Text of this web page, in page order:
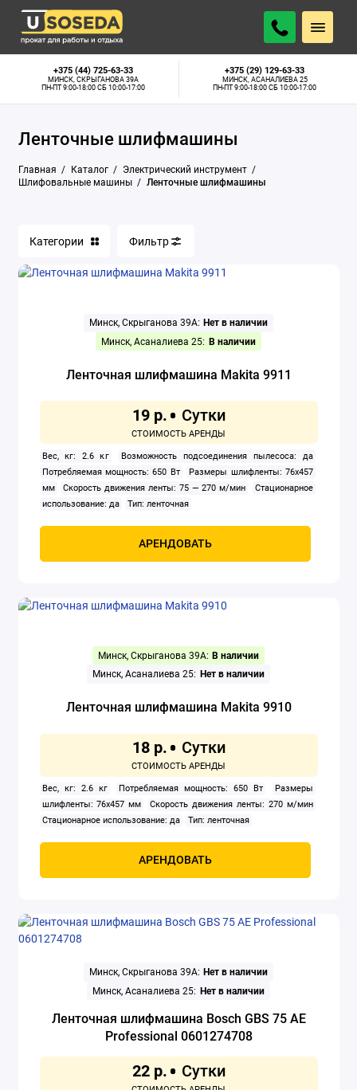
+375 (44) 725-63-33
МИНСК, СКРЫГАНОВА 39А
ПН-ПТ 9:00-18:00 СБ 10:00-17:00
+375 (29) 129-63-33
МИНСК, АСАНАЛИЕВА 25
ПН-ПТ 9:00-18:00 СБ 10:00-17:00
Ленточные шлифмашины
Главная Каталог
Электрический инструмент
Шлифовальные машины
Ленточные шлифмашины
Аппараты для сварки труб
Бетонорезы
Болгарки
Глубинные вибраторы
Граверы
Дрели-миксеры
Компрессоры
Краскораспылители
Мойки высокого давления
Отбойные молотки
Прожекторы электрические
Сварочное оборудование
Строительные пылесосы
Установки алмазного бурения
Шлифовальные машины
Электрические плиткорезы
Электролобзики
Категории Фильтр
Минск, Скрыганова 39А: Нет в наличии
Минск, Асаналиева 25: В наличии
Ленточная шлифмашина Makita 9911
19 р.
Вес, кг: 2.6 кг
Возможность подсоединения пылесоса: да
Потребляемая мощность: 650 Вт
Размеры шлифленты: 76x457
мм
Скорость движения ленты: 75 — 270 м/мин
Стационарное
использование: да
Тип: ленточная
АРЕНДОВАТЬ
Минск, Скрыганова 39А: В наличии
Минск, Асаналиева 25: Нет в наличии
Ленточная шлифмашина Makita 9910
18 р.
Вес, кг: 2.6 кг Потребляемая мощность: 650 Вт
Размеры
шлифленты: 76x457 мм
Скорость движения ленты: 270 м/мин
Стационарное использование: да
Тип: ленточная
АРЕНДОВАТЬ
Минск, Скрыганова 39А: Нет в наличии
Минск, Асаналиева 25: Нет в наличии
Ленточная шлифмашина Bosch GBS 75 AE
Professional 0601274708
22 р.